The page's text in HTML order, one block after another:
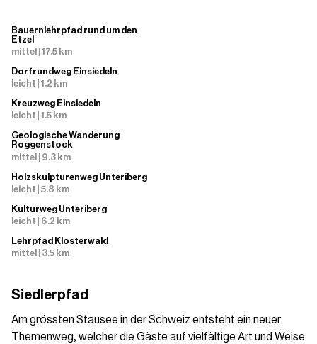
Bauernlehrpfad rund um den
Etzel
mittel | 17.5 km
Dorfrundweg Einsiedeln
leicht | 1.2 km
Kreuzweg Einsiedeln
leicht | 1.5 km
Geologische Wanderung
Roggenstock
mittel | 9.3 km
Holzskulpturenweg Unteriberg
leicht | 5.8 km
Kulturweg Unteriberg
leicht | 6.2 km
Lehrpfad Klosterwald
mittel | 3.5 km
Siedlerpfad
Am grössten Stausee in der Schweiz entsteht ein neuer
Themenweg, welcher die Gäste auf vielfältige Art und Weise